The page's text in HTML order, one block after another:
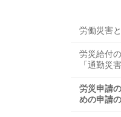
労働災害
労災給付
「通勤災
労災申請
めの申請